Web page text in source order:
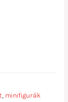
, minifigurák